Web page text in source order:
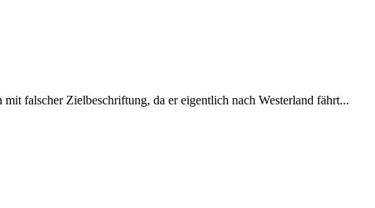
falscher Zielbeschriftung, da er eigentlich nach Westerland fährt...